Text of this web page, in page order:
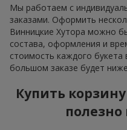
Мы работаем с
заказами. Оформить
Винницкие Хутора можно
состава, оформления и
стоимость каждого букета
большом заказе будет
Купить